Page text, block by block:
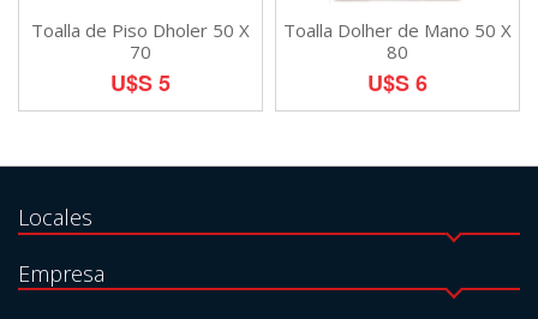
Toalla de Piso Dholer 50 X
70
U$S 5
Toalla Dolher de Mano 50 X
80
U$S 6
Locales
Empresa